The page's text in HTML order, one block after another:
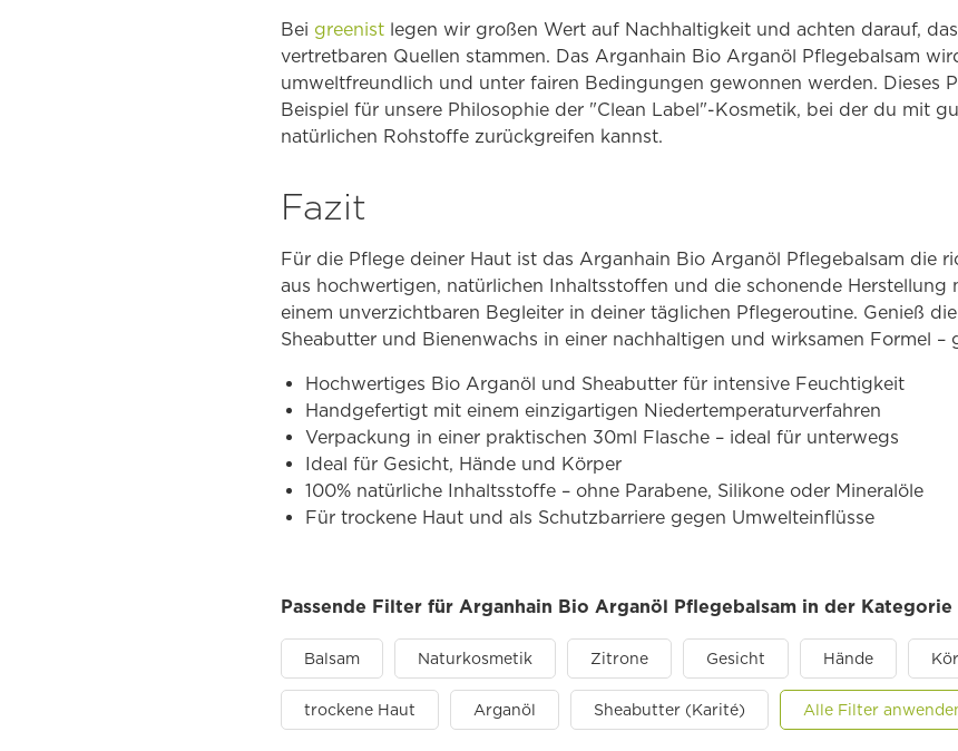
Bei greenist legen wir großen Wert auf Nachhaltigkeit und achten darauf,
vertretbaren Quellen stammen. Das Arganhain Bio Arganöl Pflegebalsam
umweltfreundlich und unter fairen Bedingungen gewonnen werden. Dieses
Beispiel für unsere Philosophie der "Clean Label"-Kosmetik, bei der du mit
natürlichen Rohstoffe zurückgreifen kannst.
Fazit
Für die Pflege deiner Haut ist das Arganhain Bio Arganöl Pflegebalsam die
aus hochwertigen, natürlichen Inhaltsstoffen und die schonende Herstellung
einem unverzichtbaren Begleiter in deiner täglichen Pflegeroutine. Genieß
Sheabutter und Bienenwachs in einer nachhaltigen und wirksamen Formel –
Hochwertiges Bio Arganöl und Sheabutter für intensive Feuchtigkeit
Handgefertigt mit einem einzigartigen Niedertemperaturverfahren
Verpackung in einer praktischen 30ml Flasche – ideal für unterwegs
Ideal für Gesicht, Hände und Körper
100% natürliche Inhaltsstoffe – ohne Parabene, Silikone oder Mineralöle
Für trockene Haut und als Schutzbarriere gegen Umwelteinflüsse
Passende Filter für Arganhain Bio Arganöl Pflegebalsam in der Kategorie
Balsam Naturkosmetik Zitrone Gesicht Hände
trockene Haut Arganöl Sheabutter (Karité) Alle Filter